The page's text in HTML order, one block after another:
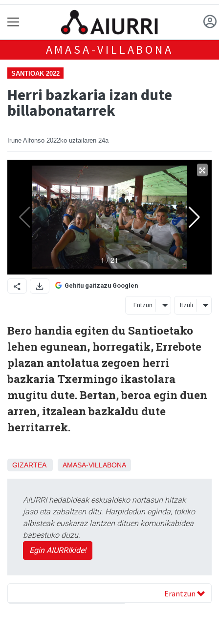
AMASA-VILLABONA
SANTIOAK 2022
Herri bazkaria izan dute
billabonatarrek
Irune Alfonso 2022ko uztailaren 24a
Gehitu gaitzazu Googlen
Entzun Itzuli
Bero handia egiten du Santioetako
lehen egunean, horregatik, Errebote
plazan antolatua zegoen herri
bazkaria Txermingo ikastolara
mugitu dute. Bertan, beroa egin duen
arren, itzalean bazkaldu dute
herritarrek.
GIZARTEA AMASA-VILLABONA
AIURRI hedabideak eskualdeko nortasun hitzak
jaso eta zabaltzen ditu. Harpidedun eginda, tokiko
albisteak euskaraz lantzen dituen komunikabidea
babestuko duzu.
Egin AIURRIkide!
Erantzun